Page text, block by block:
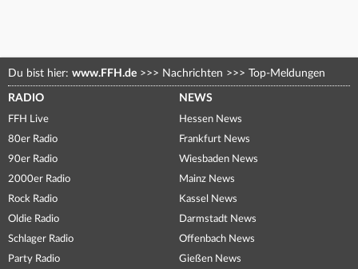
Du bist hier: www.FFH.de >>> Nachrichten >>> Top-Meldungen
RADIO
FFH Live
80er Radio
90er Radio
2000er Radio
Rock Radio
Oldie Radio
Schlager Radio
Party Radio
NEWS
Hessen News
Frankfurt News
Wiesbaden News
Mainz News
Kassel News
Darmstadt News
Offenbach News
Gießen News